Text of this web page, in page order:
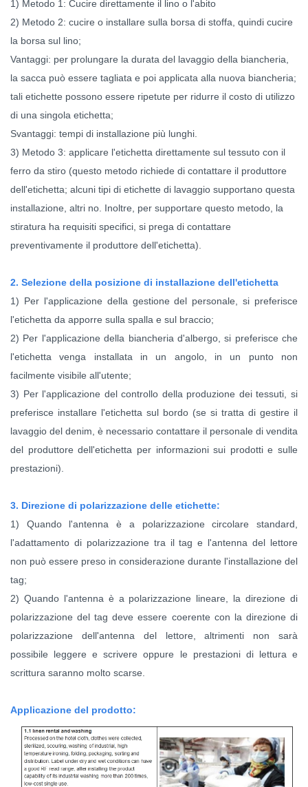
1) Metodo 1: Cucire direttamente il lino o l'abito
2) Metodo 2: cucire o installare sulla borsa di stoffa, quindi cucire
la borsa sul lino;
Vantaggi: per prolungare la durata del lavaggio della biancheria,
la sacca può essere tagliata e poi applicata alla nuova biancheria;
tali etichette possono essere ripetute per ridurre il costo di utilizzo
di una singola etichetta;
Svantaggi: tempi di installazione più lunghi.
3) Metodo 3: applicare l'etichetta direttamente sul tessuto con il
ferro da stiro (questo metodo richiede di contattare il produttore
dell'etichetta; alcuni tipi di etichette di lavaggio supportano questa
installazione, altri no. Inoltre, per supportare questo metodo, la
stiratura ha requisiti specifici, si prega di contattare
preventivamente il produttore dell'etichetta).
2. Selezione della posizione di installazione dell'etichetta
1) Per l'applicazione della gestione del personale, si preferisce
l'etichetta da apporre sulla spalla e sul braccio;
2) Per l'applicazione della biancheria d'albergo, si preferisce che
l'etichetta venga installata in un angolo, in un punto non
facilmente visibile all'utente;
3) Per l'applicazione del controllo della produzione dei tessuti, si
preferisce installare l'etichetta sul bordo (se si tratta di gestire il
lavaggio del denim, è necessario contattare il personale di vendita
del produttore dell'etichetta per informazioni sui prodotti e sulle
prestazioni).
3. Direzione di polarizzazione delle etichette:
1) Quando l'antenna è a polarizzazione circolare standard,
l'adattamento di polarizzazione tra il tag e l'antenna del lettore
non può essere preso in considerazione durante l'installazione del
tag;
2) Quando l'antenna è a polarizzazione lineare, la direzione di
polarizzazione del tag deve essere coerente con la direzione di
polarizzazione dell'antenna del lettore, altrimenti non sarà
possibile leggere e scrivere oppure le prestazioni di lettura e
scrittura saranno molto scarse.
Applicazione del prodotto: